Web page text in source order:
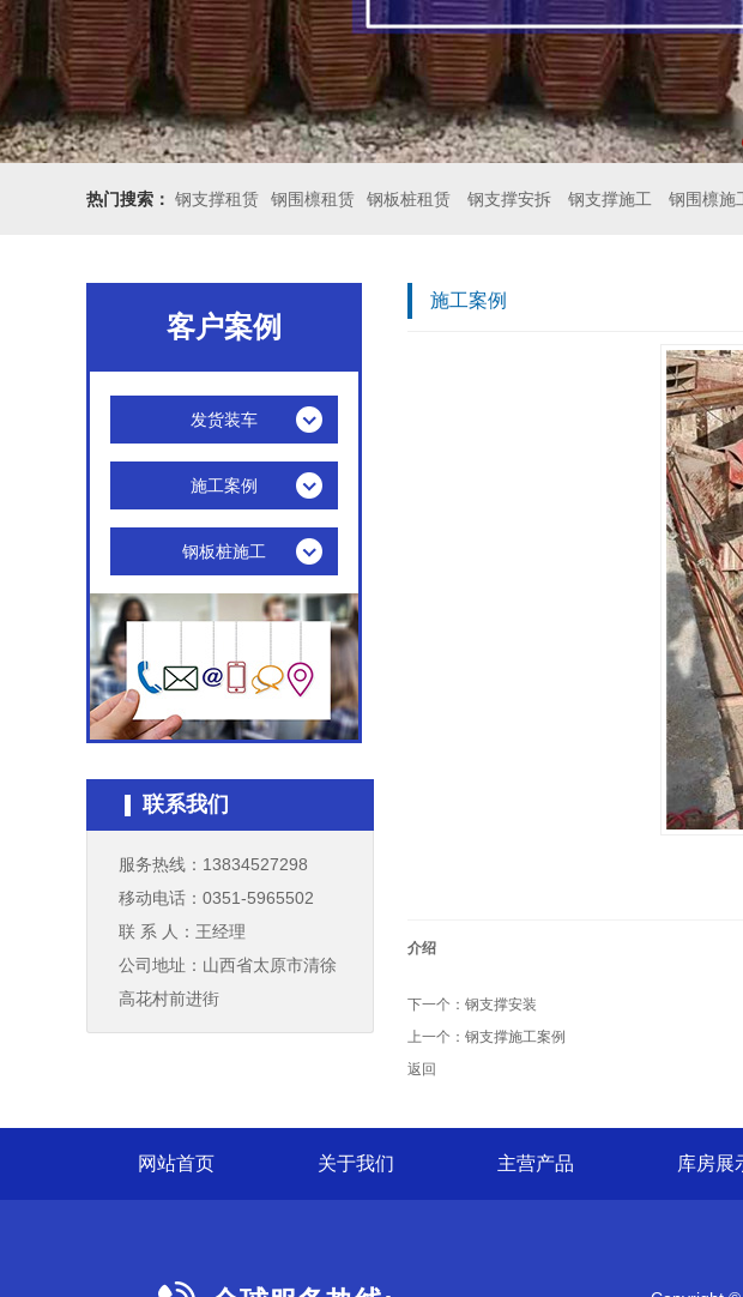
热门搜索： 钢支撑租赁 钢围檩租赁 钢板桩租赁 钢支撑安拆 钢支撑施工 钢围檩施
客户案例
发货装车
施工案例
钢板桩施工
联系我们
服务热线：13834527298
移动电话：0351-5965502
联 系 人：王经理
公司地址：山西省太原市清徐
高花村前进街
施工案例
介绍
下一个： 钢支撑安装
上一个： 钢支撑施工案例
返回
网站首页 关于我们 主营产品 库房展